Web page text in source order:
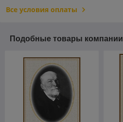
Все условия оплаты
Подобные товары компании